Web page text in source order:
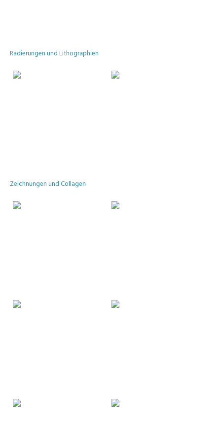
Radierungen und Lithographien
Zeichnungen und Collagen